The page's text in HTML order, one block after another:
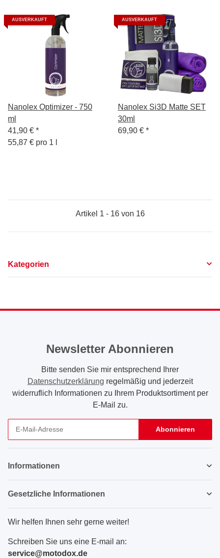
AUSVERKAUFT
Nanolex Optimizer - 750
ml
41,90 € *
55,87 € pro 1 l
AUSVERKAUFT
Nanolex Si3D Matte SET
30ml
69,90 € *
Artikel 1 - 16 von 16
Kategorien
Newsletter Abonnieren
Bitte senden Sie mir entsprechend Ihrer
Datenschutzerklärung regelmäßig und jederzeit
widerruflich Informationen zu Ihrem Produktsortiment per
E-Mail zu.
Abonnieren
Informationen
Gesetzliche Informationen
Wir helfen Ihnen sehr gerne weiter!
Schreiben Sie uns eine E-mail an:
service@motodox.de